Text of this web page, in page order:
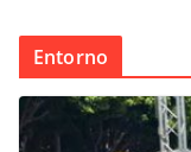
Entorno